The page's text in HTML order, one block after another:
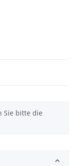
Sie bitte die